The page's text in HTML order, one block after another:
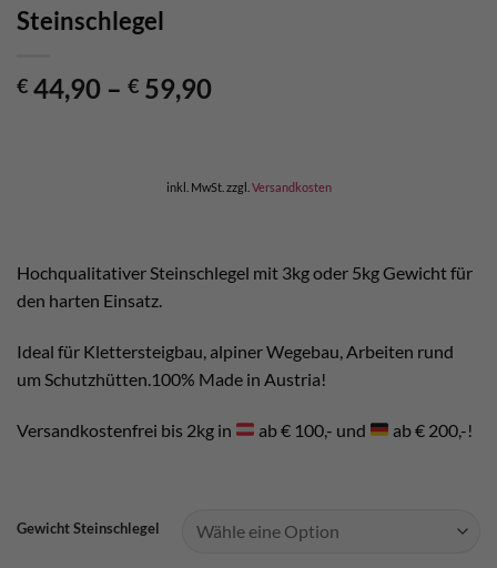
Steinschlegel
€ 44,90 – € 59,90
inkl. MwSt. zzgl. Versandkosten
Hochqualitativer Steinschlegel mit 3kg oder 5kg Gewicht für
den harten Einsatz.
Ideal für Klettersteigbau, alpiner Wegebau, Arbeiten rund
um Schutzhütten.100% Made in Austria!
Versandkostenfrei bis 2kg in ab € 100,- und ab € 200,-!
Gewicht Steinschlegel